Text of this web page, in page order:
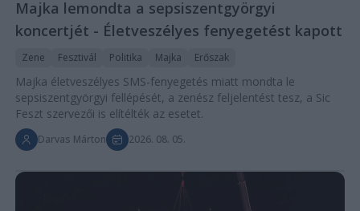
Majka lemondta a sepsiszentgyörgyi
koncertjét - Életveszélyes fenyegetést kapott
Zene Fesztivál Politika Majka Erőszak
Majka életveszélyes SMS-fenyegetés miatt mondta le
sepsiszentgyörgyi fellépését, a zenész feljelentést tesz, a Sic
Feszt szervezői is elítélték az esetet.
Darvas Márton 2026. 08. 05.